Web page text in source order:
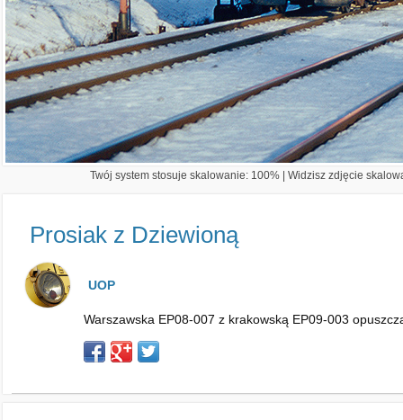
Twój system stosuje skalowanie: 100% | Widzisz zdjęcie
Prosiak z Dziewioną
UOP
Warszawska EP08-007 z krakowską EP09-003